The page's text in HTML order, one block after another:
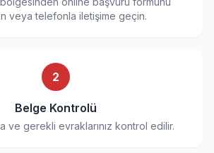
veya telefonla iletişime geçin.
2
Belge Kontrolü
ve gerekli evraklarınız kontrol edilir.